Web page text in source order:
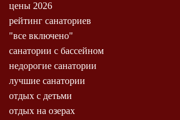
цены 2026
рейтинг санаториев
"все включено"
санатории с бассейном
недорогие санатории
лучшие санатории
отдых с детьми
отдых на озерах